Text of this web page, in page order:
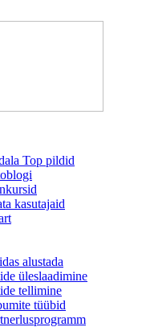
Top pildid
kasutajaid
alustada
üleslaadimine
tellimine
tüübid